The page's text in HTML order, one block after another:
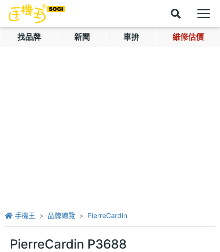
找品牌 新聞 車拚 維修估價
手機王 品牌總覽 PierreCardin
PierreCardin P3688